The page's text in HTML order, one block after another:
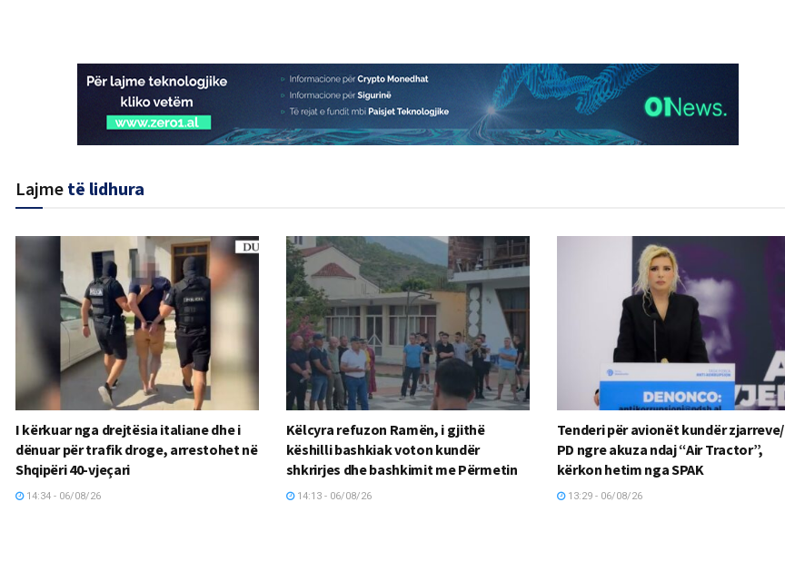
Lajme të lidhura
I kërkuar nga drejtësia italiane dhe i
dënuar për trafik droge, arrestohet në
Shqipëri 40-vjeçari
14:34 - 06/08/26
Këlcyra refuzon Ramën, i gjithë
këshilli bashkiak voton kundër
shkrirjes dhe bashkimit me Përmetin
14:13 - 06/08/26
Tenderi për avionët kundër zjarreve/
PD ngre akuza ndaj “Air Tractor”,
kërkon hetim nga SPAK
13:29 - 06/08/26